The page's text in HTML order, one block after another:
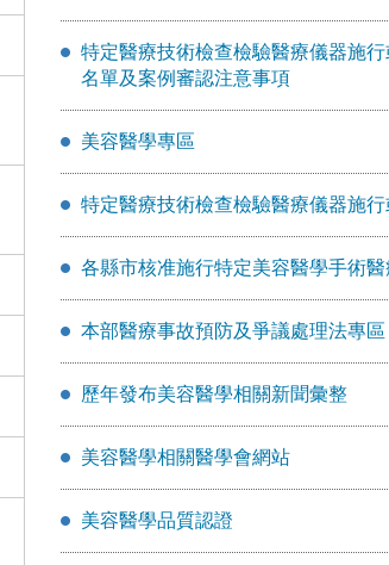
特定醫療技術檢查檢驗醫療儀器施
名單及案例審認注意事項
美容醫學專區
特定醫療技術檢查檢驗醫療儀器施
各縣市核准施行特定美容醫學手術
本部醫療事故預防及爭議處理法專區
歷年發布美容醫學相關新聞彙整
美容醫學相關醫學會網站
美容醫學品質認證